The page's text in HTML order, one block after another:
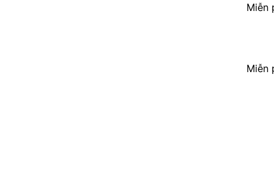
Miễn
Miễn